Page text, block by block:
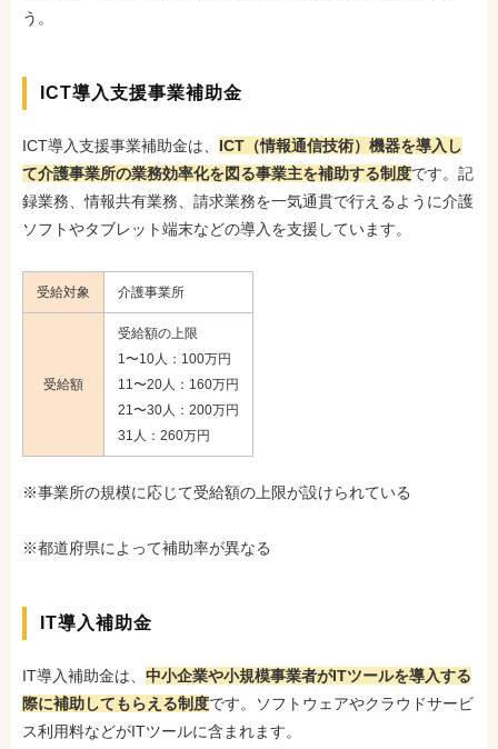
う。
ICT導入支援事業補助金
ICT導入支援事業補助金は、 ICT（情報通信技術）機器を導入し
て介護事業所の業務効率化を図る事業主を補助する制度です。記
録業務、情報共有業務、請求業務を一気通貫で行えるように介護
ソフトやタブレット端末などの導入を支援しています。
受給対象 介護事業所
受給額
受給額の上限
1〜10人：100万円
11〜20人：160万円
21〜30人：200万円
31人：260万円
※事業所の規模に応じて受給額の上限が設けられている
※都道府県によって補助率が異なる
IT導入補助金
IT導入補助金は、 中小企業や小規模事業者がITツールを導入する
際に補助してもらえる制度です。ソフトウェアやクラウドサービ
ス利用料などがITツールに含まれます。